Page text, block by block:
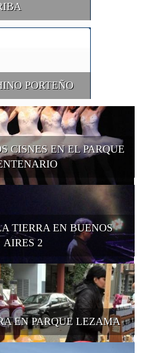
PORTEÑO
CISNES EN EL PARQUE
TIERRA EN BUENOS
AIRES 2
EN PARQUE LEZAMA